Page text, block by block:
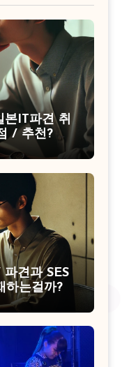
IT파견 취
/ 추천? 비
견과 SES
하는걸까?